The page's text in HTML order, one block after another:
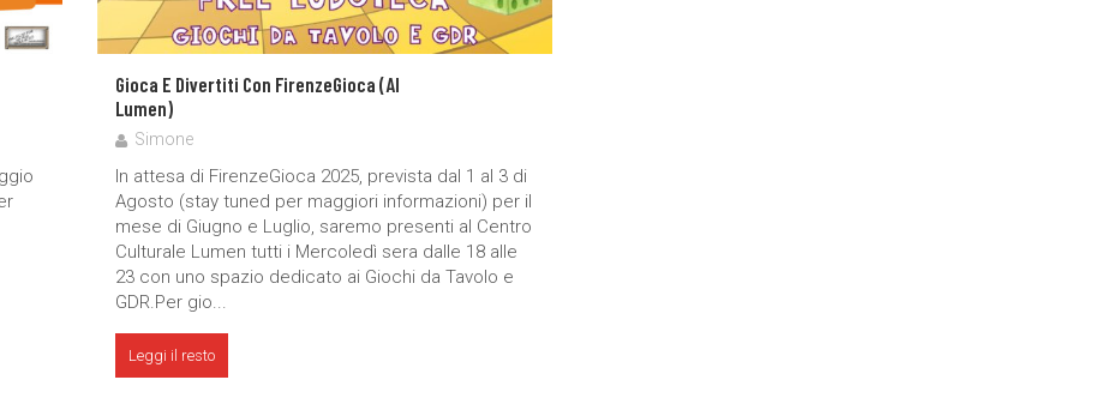
Gioca E Divertiti Con FirenzeGioca (al
Lumen)
Simone
In attesa di FirenzeGioca 2025, prevista dal 1 al 3 di
Agosto (stay tuned per maggiori informazioni) per il
mese di Giugno e Luglio, saremo presenti al Centro
Culturale Lumen tutti i Mercoledì sera dalle 18 alle
23 con uno spazio dedicato ai Giochi da Tavolo e
GDR.Per gio...
Leggi il resto